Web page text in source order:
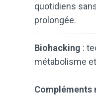
quotidiens
prolongée.
Biohacking :
métabolisme
Compléments